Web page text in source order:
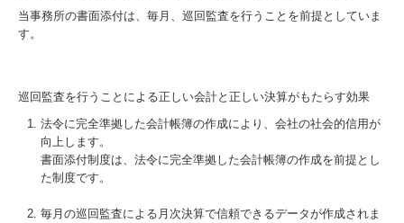
当事務所の書面添付は、毎月、巡回監査を行うことを前提としていま
す。
巡回監査を行うことによる正しい会計と正しい決算がもたらす効果
法令に完全準拠した会計帳簿の作成により、会社の社会的信用が
向上します。
書面添付制度は、法令に完全準拠した会計帳簿の作成を前提とし
た制度です。
毎月の巡回監査による月次決算で信頼できるデータが作成されま